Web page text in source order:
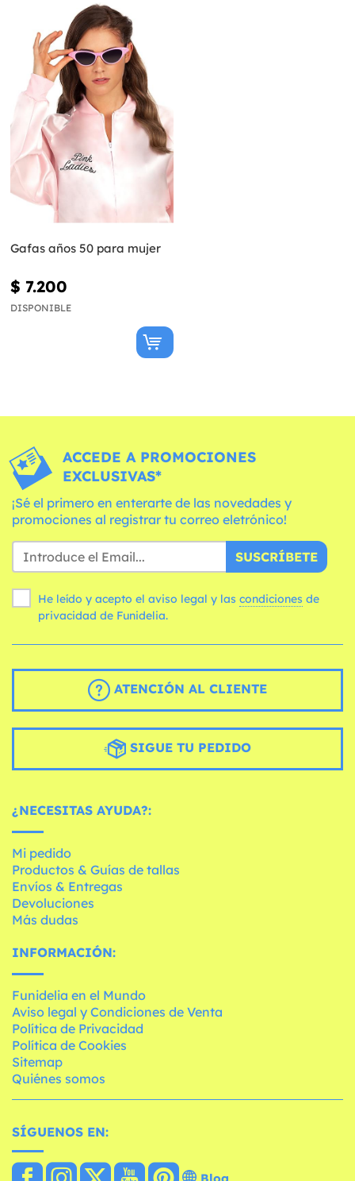
Gafas años 50 para mujer
$ 7.200
DISPONIBLE
ACCEDE A PROMOCIONES
EXCLUSIVAS*
¡Sé el primero en enterarte de las novedades y
promociones al registrar tu correo eletrónico!
SUSCRÍBETE
He leído y acepto el aviso legal y las condiciones
privacidad de Funidelia.
ATENCIÓN AL CLIENTE
SIGUE TU PEDIDO
¿NECESITAS AYUDA?:
Mi pedido
Productos & Guías de tallas
Envíos & Entregas
Devoluciones
Más dudas
INFORMACIÓN:
Funidelia en el Mundo
Aviso legal y Condiciones de Venta
Política de Privacidad
Política de Cookies
Sitemap
Quiénes somos
SÍGUENOS EN: